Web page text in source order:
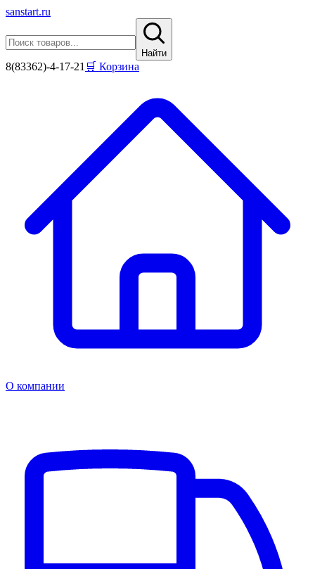
sanstart.ru
Найти
8(83362)-4-17-21 🛒 Корзина
О компании